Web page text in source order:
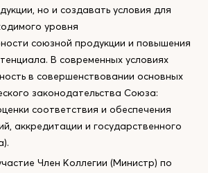
но и создавать условия для
уровня
союзной продукции и повышения
В современных условиях
в совершенствовании основных
законодательства Союза:
соответствия и обеспечения
аккредитации и государственного
Член Коллегии (Министр) по